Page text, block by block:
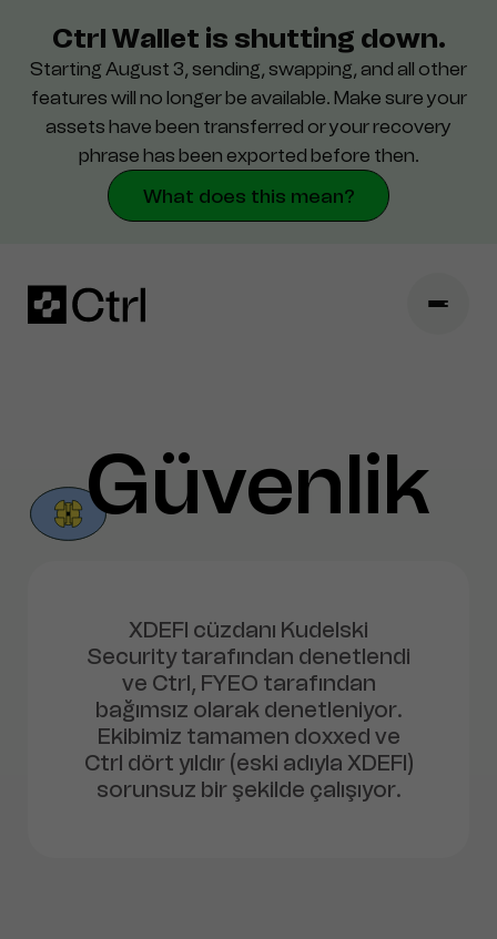
Ctrl Wallet is shutting down.
Starting August 3, sending, swapping, and all other
features will no longer be available. Make sure your
assets have been transferred or your recovery
phrase has been exported before then.
What does this mean?
Destek
Güvenlik
Güvenlik
XDEFI cüzdanı Kudelski
Security tarafından denetlendi
ve Ctrl, FYEO tarafından
bağımsız olarak denetleniyor.
Ekibimiz tamamen doxxed ve
Ctrl dört yıldır (eski adıyla XDEFI)
sorunsuz bir şekilde çalışıyor.